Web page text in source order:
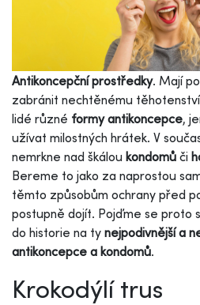
Antikoncepční prostředky. Mají
zabránit nechtěnému
lidé různé formy antikoncepce,
užívat milostných hrátek. V
nemrkne nad škálou kondomů či
Bereme to jako za naprostou
těmto způsobům ochrany před
postupně dojít. Pojďme se proto
do historie na ty nejpodivnější a
antikoncepce a kondomů.
Krokodýlí trus